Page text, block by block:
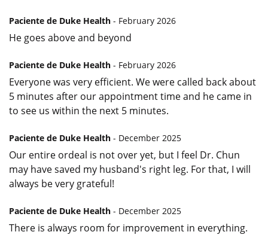
Paciente de Duke Health - February 2026
He goes above and beyond
Paciente de Duke Health - February 2026
Everyone was very efficient. We were called back about
5 minutes after our appointment time and he came in
to see us within the next 5 minutes.
Paciente de Duke Health - December 2025
Our entire ordeal is not over yet, but I feel Dr. Chun
may have saved my husband's right leg. For that, I will
always be very grateful!
Paciente de Duke Health - December 2025
There is always room for improvement in everything.